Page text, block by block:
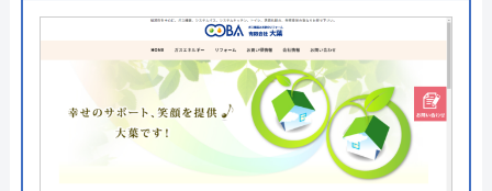
稲沢市にそれぞれショールームを展開しており、実
際に比較し体験できます。気軽に来店してみてはい
かがでしょうか。
公式サイトで
料金詳細を見る